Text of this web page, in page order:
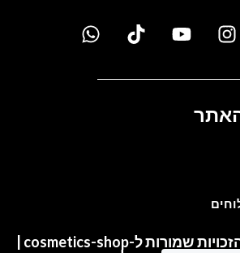
תקנון האתר | כל הזכויות שמורות ל-cosmetics-shop |